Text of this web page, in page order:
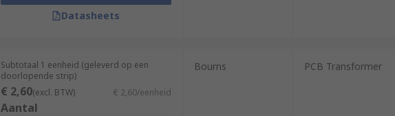
Datasheets
Subtotaal 1 eenheid (geleverd op een
doorlopende strip)
€ 2,60(excl. BTW) € 2,60/eenheid
Aantal
Bourns PCB Transformer